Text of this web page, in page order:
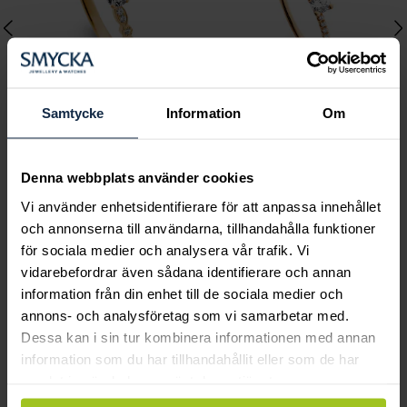
Samtycke Information Om
Denna webbplats använder cookies
Vi använder enhetsidentifierare för att anpassa innehållet
och annonserna till användarna, tillhandahålla funktioner
för sociala medier och analysera vår trafik. Vi
vidarebefordrar även sådana identifierare och annan
information från din enhet till de sociala medier och
annons- och analysföretag som vi samarbetar med.
Dessa kan i sin tur kombinera informationen med annan
information som du har tillhandahållit eller som de har
Maria 0,30 ct rödguld
Pris:19 400 kr
19 400 kr
Nour 0,31 ct rödguld
Pris:17 560 kr
17 560 kr
Andra köpte också